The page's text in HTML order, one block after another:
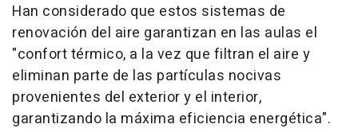
Han considerado que estos sistemas de
renovación del aire garantizan en las aulas el
"confort térmico, a la vez que filtran el aire y
eliminan parte de las partículas nocivas
provenientes del exterior y el interior,
garantizando la máxima eficiencia energética".